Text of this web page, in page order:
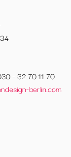
- 32 70 11 70
berlin.com